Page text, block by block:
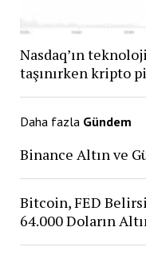
Nasdaq’ın
taşınırken kripto
Daha fazla Gündem
Binance Altın ve
Bitcoin, FED
64.000 Doların